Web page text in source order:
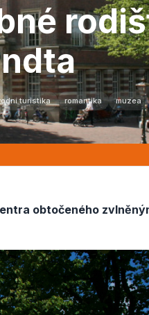
turistika romantika muzea
obtočeného